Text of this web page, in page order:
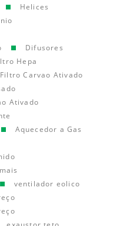
Helices
Difusores
Hepa
Filtro Carvao Ativado
Ativado
Aquecedor a Gas
ventilador eolico